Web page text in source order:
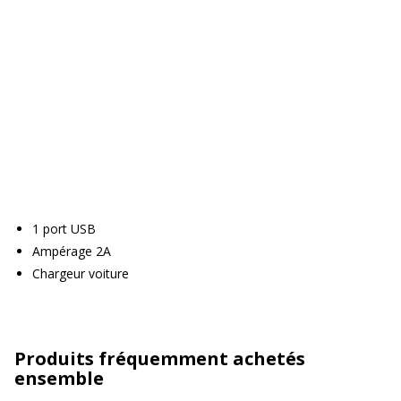
1 port USB
Ampérage 2A
Chargeur voiture
Produits fréquemment achetés
ensemble